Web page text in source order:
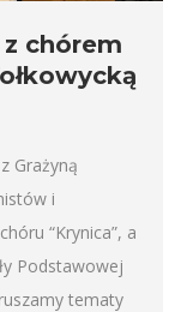
chórem
Grażyną
i
“Krynica”, a
Podstawowej
tematy